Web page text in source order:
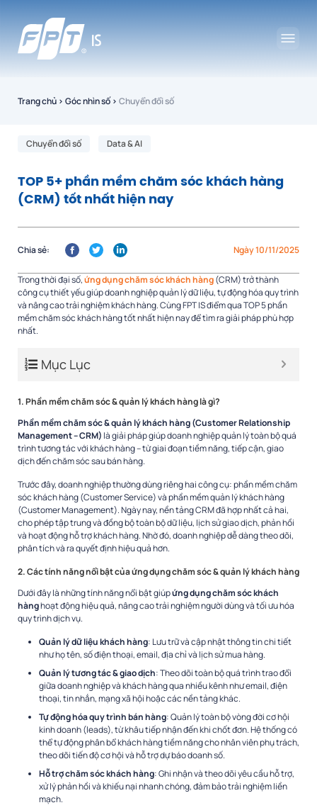
Trang chủ › Góc nhìn số› Chuyển đổi số
Chuyển đổi số Data & AI
TOP 5+ phần mềm chăm sóc khách hàng
(CRM) tốt nhất hiện nay
Ngày 10/11/2025
Chia sẻ:
Trong thời đại số,ứng dụng chăm sóc khách hàng(CRM) trở thành
công cụ thiết yếu giúp doanh nghiệp quản lý dữ liệu, tự động hóa quy trình
và nâng cao trải nghiệm khách hàng. Cùng FPT IS điểm qua TOP 5 phần
mềm chăm sóc khách hàng tốt nhất hiện nay để tìm ra giải pháp phù hợp
nhất.
Mục Lục
1. Phần mềm chăm sóc & quản lý khách hàng là gì?
Phần mềm chăm sóc & quản lý khách hàng (Customer Relationship
Management – CRM) là giải pháp giúp doanh nghiệp quản lý toàn bộ quá
trình tương tác với khách hàng – từ giai đoạn tiềm năng, tiếp cận, giao
dịch đến chăm sóc sau bán hàng.
Trước đây, doanh nghiệp thường dùng riêng hai công cụ: phần mềm chăm
sóc khách hàng (Customer Service) và phần mềm quản lý khách hàng
(Customer Management). Ngày nay, nền tảng CRM đã hợp nhất cả hai,
cho phép tập trung và đồng bộ toàn bộ dữ liệu, lịch sử giao dịch, phản hồi
và hoạt động hỗ trợ khách hàng. Nhờ đó, doanh nghiệp dễ dàng theo dõi,
phân tích và ra quyết định hiệu quả hơn.
2. Các tính năng nổi bật của ứng dụng chăm sóc & quản lý khách hàng
Dưới đây là những tính năng nổi bật giúpứng dụng chăm sóc khách
hànghoạt động hiệu quả, nâng cao trải nghiệm người dùng và tối ưu hóa
quy trình dịch vụ.
Quản lý dữ liệu khách hàng: Lưu trữ và cập nhật thông tin chi tiết
như họ tên, số điện thoại, email, địa chỉ và lịch sử mua hàng.
Quản lý tương tác & giao dịch: Theo dõi toàn bộ quá trình trao đổi
giữa doanh nghiệp và khách hàng qua nhiều kênh như email, điện
thoại, tin nhắn, mạng xã hội hoặc các nền tảng khác.
Tự động hóa quy trình bán hàng: Quản lý toàn bộ vòng đời cơ hội
kinh doanh (leads), từ khâu tiếp nhận đến khi chốt đơn. Hệ thống có
thể tự động phân bổ khách hàng tiềm năng cho nhân viên phụ trách,
theo dõi tiến độ cơ hội và hỗ trợ dự báo doanh số.
Hỗ trợ chăm sóc khách hàng: Ghi nhận và theo dõi yêu cầu hỗ trợ,
xử lý phản hồi và khiếu nại nhanh chóng, đảm bảo trải nghiệm liền
mạch.